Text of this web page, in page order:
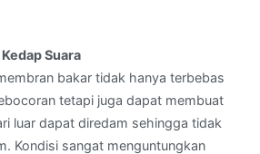
Suara
bakar tidak hanya terbebas
tetapi juga dapat membuat
luar dapat diredam sehingga tidak
Kondisi sangat menguntungkan